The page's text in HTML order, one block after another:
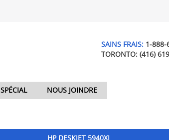
SAINS FRAIS: 1-888-
TORONTO: (416)
NOUS JOINDRE
HP DESKJET 5940XI